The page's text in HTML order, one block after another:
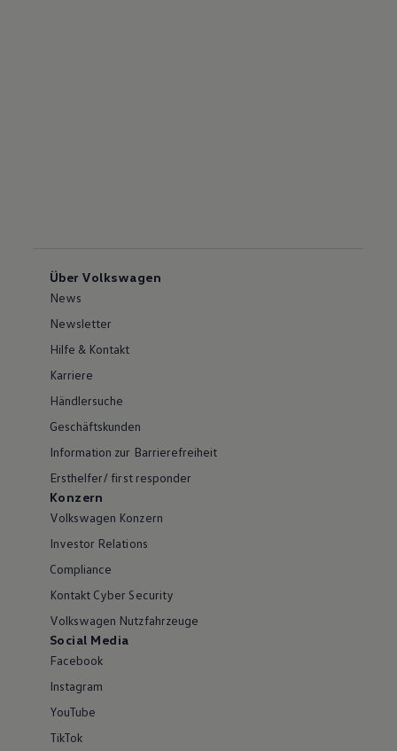
Über Volkswagen
News
Newsletter
Hilfe & Kontakt
Karriere
Händlersuche
Geschäftskunden
Information zur Barrierefreiheit
Ersthelfer/ first responder
Konzern
Volkswagen Konzern
Investor Relations
Compliance
Kontakt Cyber Security
Volkswagen Nutzfahrzeuge
Social Media
Facebook
Instagram
YouTube
TikTok